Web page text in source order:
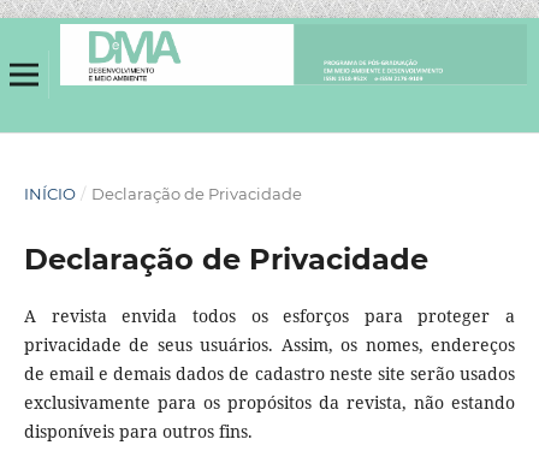
INÍCIO / Declaração de Privacidade
Declaração de Privacidade
A revista envida todos os esforços para proteger a
privacidade de seus usuários. Assim, os nomes, endereços
de email e demais dados de cadastro neste site serão usados
exclusivamente para os propósitos da revista, não estando
disponíveis para outros fins.